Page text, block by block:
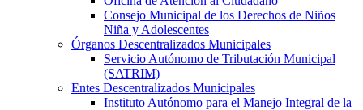
Consejo Municipal de los Derechos de Niños
Niña y Adolescentes
Órganos Descentralizados Municipales
Servicio Autónomo de Tributación Municipal
(SATRIM)
Entes Descentralizados Municipales
Instituto Autónomo para el Manejo Integral de la